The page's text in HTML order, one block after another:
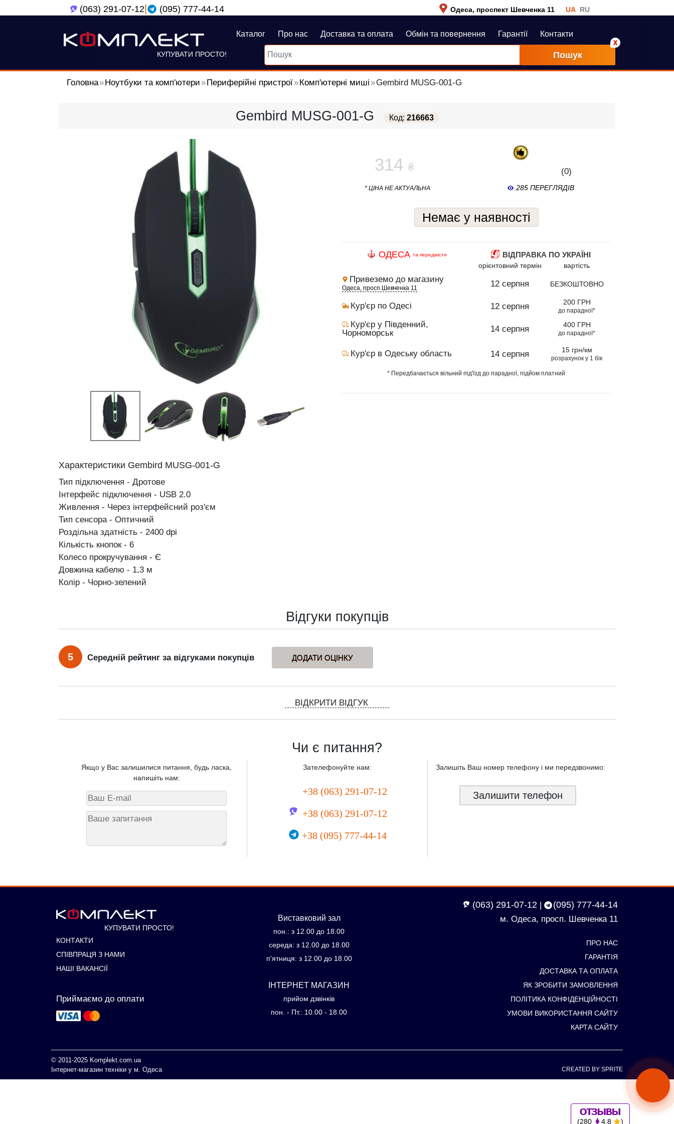
(063) 291-07-12| (095) 777-44-14 Одеса, проспект Шевченка 11 UA RU
КУПУВАТИ ПРОСТО!
Каталог Про нас Доставка та оплата Обмін та повернення Гарантії Контакти
Пошук
Головна Ноутбуки та комп'ютери Периферійні пристрої Комп'ютерні миші Gembird MUSG-001-G
Gembird MUSG-001-G Код: 216663
314 ₴ (0)
* ЦІНА НЕ АКТУАЛЬНА 285 ПЕРЕГЛЯДІВ
Немає у наявності
ОДЕСА та передмістя ВІДПРАВКА ПО УКРАЇНІ
орієнтовний термін вартість
Привеземо до магазину
Одеса, просп.Шевченка 11
Кур'єр по Одесі
Кур'єр у Південний,
Чорноморськ
Кур'єр в Одеську область
12 серпня
12 серпня
14 серпня
14 серпня
БЕЗКОШТОВНО
200 ГРН
до парадної*
400 ГРН
до парадної*
15 грн/км
розрахунок у 1 бік
* Передбачається вільний під'їзд до парадної, підйом платний
Характеристики Gembird MUSG-001-G
Тип підключення - Дротове
Інтерфейс підключення - USB 2.0
Живлення - Через інтерфейсний роз'єм
Тип сенсора - Оптичний
Роздільна здатність - 2400 dpi
Кількість кнопок - 6
Колесо прокручування - Є
Довжина кабелю - 1,3 м
Колір - Чорно-зелений
Відгуки покупців
5 Середній рейтинг за відгуками покупців
ВІДКРИТИ ВІДГУК
Чи є питання?
Якщо у Вас залишилися питання, будь ласка,
напишіть нам:
Зателефонуйте нам:
+38 (063) 291-07-12
+38 (063) 291-07-12
+38 (095) 777-44-14
Залишіть Ваш номер телефону і ми передзвонимо:
Залишити телефон
КУПУВАТИ ПРОСТО!
КОНТАКТИ
СПІВПРАЦЯ З НАМИ
НАШІ ВАКАНСІЇ
Приймаємо до оплати
Виставковий зал
пон.: з 12.00 до 18.00
середа: з 12.00 до 18.00
п'ятниця: з 12.00 до 18.00
ІНТЕРНЕТ МАГАЗИН
прийом дзвінків
пон. - Пт.: 10.00 - 18.00
(063) 291-07-12 | (095) 777-44-14
м. Одеса, просп. Шевченка 11
ПРО НАС
ГАРАНТІЯ
ДОСТАВКА ТА ОПЛАТА
ЯК ЗРОБИТИ ЗАМОВЛЕННЯ
ПОЛІТИКА КОНФІДЕНЦІЙНОСТІ
УМОВИ ВИКОРИСТАННЯ САЙТУ
КАРТА САЙТУ
© 2011-2025 Komplekt.com.ua
Інтернет-магазин техніки у м. Одеса
CREATED BY SPRITE
(280 4.8 )